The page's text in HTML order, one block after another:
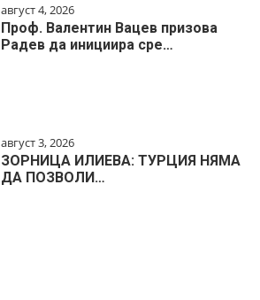
август 4, 2026
Проф. Валентин Вацев призова
Радев да инициира сре…
август 3, 2026
ЗОРНИЦА ИЛИЕВА: ТУРЦИЯ НЯМА
ДА ПОЗВОЛИ…